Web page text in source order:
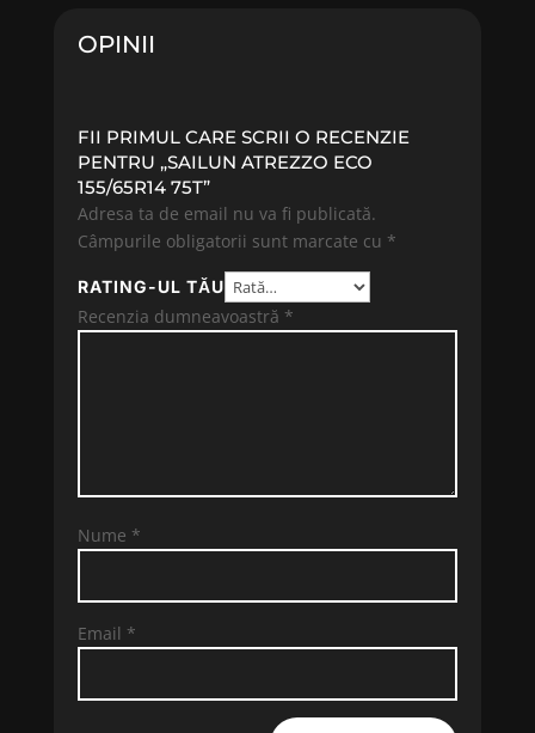
OPINII
FII PRIMUL CARE SCRII O RECENZIE
PENTRU „SAILUN ATREZZO ECO
155/65R14 75T”
Adresa ta de email nu va fi publicată.
Câmpurile obligatorii sunt marcate cu *
RATING-UL TĂU
Recenzia dumneavoastră *
Nume *
Email *